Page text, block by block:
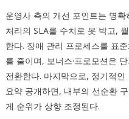
운영사 측의 개선 포인트는 명확
처리의 SLA를 수치로 못 박고,
한다. 장애 관리 프로세스를 표
를 줄이며, 보너스·프로모션은
전환한다. 마지막으로, 정기적인
요약 공개하면, 내부의 선순환
게 순위가 상향 조정된다.